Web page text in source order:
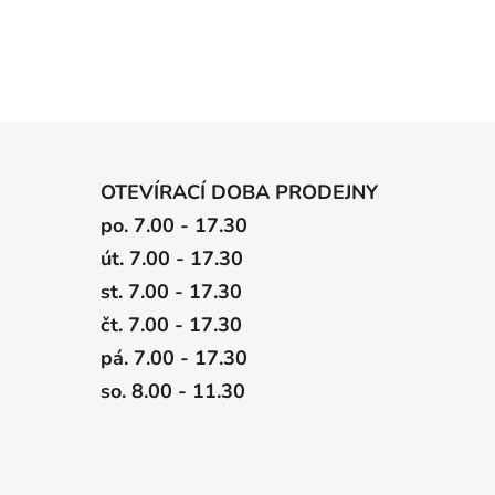
OTEVÍRACÍ DOBA PRODEJNY
po. 7.00 - 17.30
út. 7.00 - 17.30
st. 7.00 - 17.30
čt. 7.00 - 17.30
pá. 7.00 - 17.30
so. 8.00 - 11.30